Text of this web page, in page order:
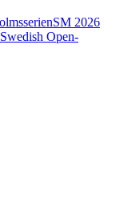
SM 2026
Swedish Open-